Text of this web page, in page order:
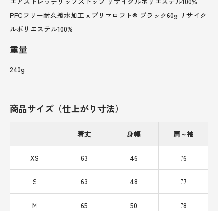
PFCフリー耐久撥水加工 x プリマロフト® ブラック60g リサイク
ルポリエステル100%
重量
240g
商品サイズ（仕上がり寸法）
着丈 身幅 肩～袖
XS 63 46 76
S 63 48 77
M 65 50 78